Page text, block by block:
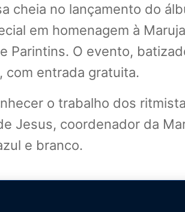
cheia no lançamento do
em homenagem à
Parintins. O evento,
com entrada gratuita.
o trabalho dos
Jesus, coordenador da
e branco.